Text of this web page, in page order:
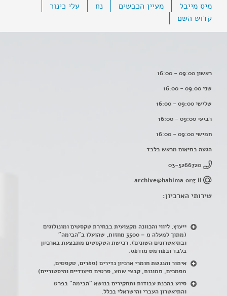
מיס מייבל
מעיין הכבשים נח
עלי כינור
קדוש השם
ראשון 09:00 - 16:00
שני 09:00 - 16:00
שלישי 09:00 - 16:00
רביעי 09:00 - 16:00
חמישי 09:00 - 16:00
הגעה בתיאום מראש בלבד
03-5266720
archive@habima.org.il
שירותי הארכיון:
ייעוץ, ליווי והכוונה מקצועית בבחירת טקסטים ומונולוגים
(מתוך למעלה מ – 3500 מחזות, שהועלו ב"הבימה"
ובתיאטרונים השונים). רכישת הטקסטים מתבצעת בארכיון
בלבד ובפורמט מודפס.
איתור והנגשת חומרי ארכיון נדירים (ספרים, טקסטים,
מסמכים, תמונות, קבצי שמע, סרטים תיעודיים והיסטוריים)
סיוע בהכנת עבודות ותחקירים בנושא "הבימה" בפרט
והתיאטרון העברי והישראלי בכלל.